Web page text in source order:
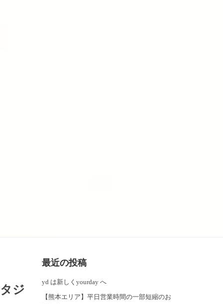
ジ
最近の投稿
yd は新しくyourday へ
【熊本エリア】平日営業時間の一部短縮のお